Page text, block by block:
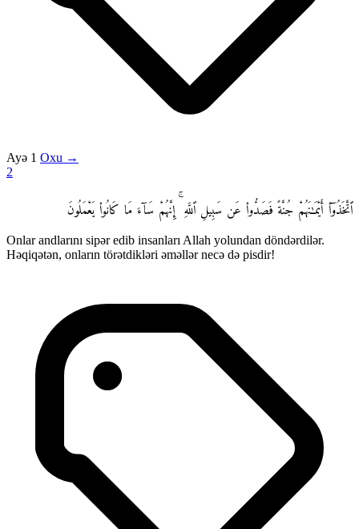
Ayə 1 Oxu →
2
ٱتَّخَذُوٓا۟ أَيْمَـٰنَهُمْ جُنَّةً فَصَدُّوا۟ عَن سَبِيلِ ٱللَّهِ ۚ إِنَّهُمْ سَآءَ مَا كَانُوا۟ يَعْمَلُونَ
Onlar andlarını sipər edib insanları Allah yolundan döndərdilər.
Həqiqətən, onların törətdikləri əməllər necə də pisdir!